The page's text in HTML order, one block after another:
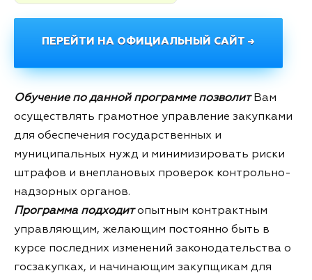
ПЕРЕЙТИ НА ОФИЦИАЛЬНЫЙ САЙТ →
Обучение по данной программе позволитВам
осуществлять грамотное управление закупками
для обеспечения государственных и
муниципальных нужд и минимизировать риски
штрафов и внеплановых проверок контрольно-
надзорных органов.
Программа подходитопытным контрактным
управляющим, желающим постоянно быть в
курсе последних изменений законодательства о
госзакупках, и начинающим закупщикам для